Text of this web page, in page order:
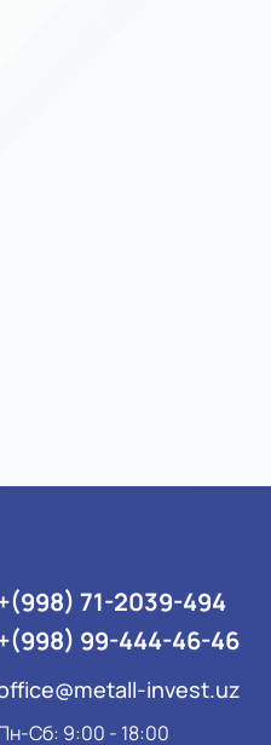
71-2039-494
99-444-46-46
invest.uz
Сб: 9:00 - 18:00